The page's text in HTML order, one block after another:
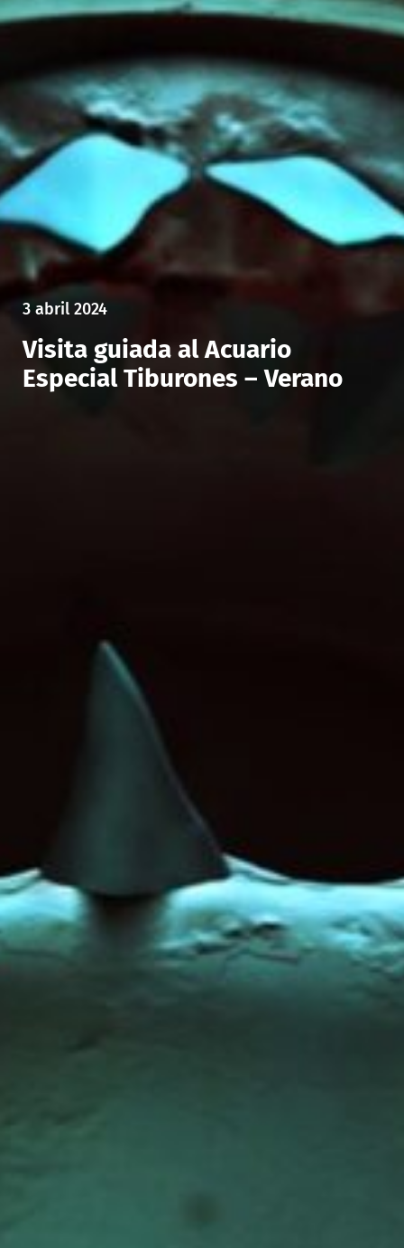
3 abril 2024
Visita guiada al Acuario
Especial Tiburones – Verano